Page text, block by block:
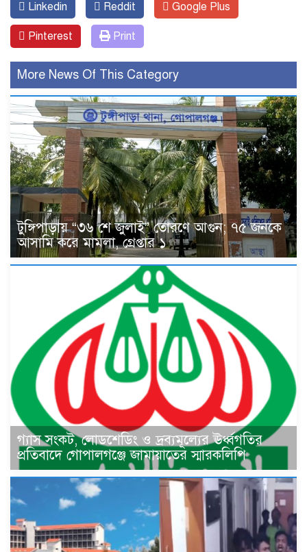
Linkedin Reddit Google Plus
Pinterest Print
More News Of This Category
টুঙ্গিপাড়ায় “৩৬ শে জুলাই” তোরণে আগুন; ৭৫ জনকে
আসামি করে মামলা, গ্রেপ্তার ১
গ্যাস সংকট, লোডশেডিং ও দ্রব্যমূল্যের ঊর্ধ্বগতির
প্রতিবাদে গোপালগঞ্জে জামায়াতের স্মারকলিপি